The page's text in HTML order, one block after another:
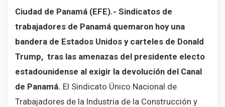
Ciudad de Panamá (EFE).- Sindicatos de
trabajadores de Panamá quemaron hoy una
bandera de Estados Unidos y carteles de Donald
Trump, tras las amenazas del presidente electo
estadounidense al exigir la devolución del Canal
de Panamá. El Sindicato Único Nacional de
Trabajadores de la Industria de la Construcción y